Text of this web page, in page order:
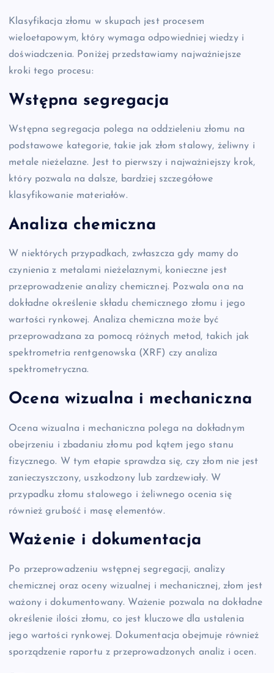
Klasyfikacja złomu w skupach jest procesem
wieloetapowym, który wymaga odpowiedniej wiedzy i
doświadczenia. Poniżej przedstawiamy najważniejsze
kroki tego procesu:
Wstępna segregacja
Wstępna segregacja polega na oddzieleniu złomu na
podstawowe kategorie, takie jak złom stalowy, żeliwny i
metale nieżelazne. Jest to pierwszy i najważniejszy krok,
który pozwala na dalsze, bardziej szczegółowe
klasyfikowanie materiałów.
Analiza chemiczna
W niektórych przypadkach, zwłaszcza gdy mamy do
czynienia z metalami nieżelaznymi, konieczne jest
przeprowadzenie analizy chemicznej. Pozwala ona na
dokładne określenie składu chemicznego złomu i jego
wartości rynkowej. Analiza chemiczna może być
przeprowadzana za pomocą różnych metod, takich jak
spektrometria rentgenowska (XRF) czy analiza
spektrometryczna.
Ocena wizualna i mechaniczna
Ocena wizualna i mechaniczna polega na dokładnym
obejrzeniu i zbadaniu złomu pod kątem jego stanu
fizycznego. W tym etapie sprawdza się, czy złom nie jest
zanieczyszczony, uszkodzony lub zardzewiały. W
przypadku złomu stalowego i żeliwnego ocenia się
również grubość i masę elementów.
Ważenie i dokumentacja
Po przeprowadzeniu wstępnej segregacji, analizy
chemicznej oraz oceny wizualnej i mechanicznej, złom jest
ważony i dokumentowany. Ważenie pozwala na dokładne
określenie ilości złomu, co jest kluczowe dla ustalenia
jego wartości rynkowej. Dokumentacja obejmuje również
sporządzenie raportu z przeprowadzonych analiz i ocen.